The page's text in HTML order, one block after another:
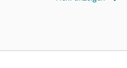
dem E-Book arbeiten.